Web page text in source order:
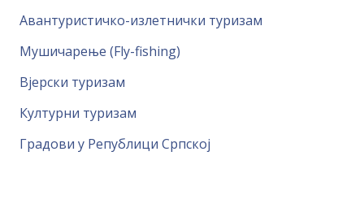
Авантуристичко-излетнички туризам
Мушичарење (Fly-fishing)
Вјерски туризам
Културни туризам
Градови у Републици Српској